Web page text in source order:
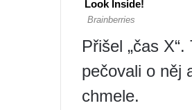
Přišel „čas
pečovali o něj
chmele.